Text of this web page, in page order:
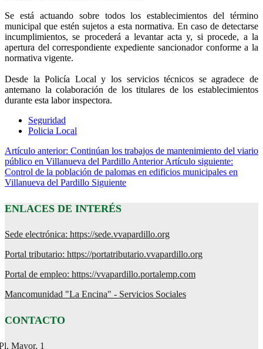
Se está actuando sobre todos los establecimientos del término
municipal que estén sujetos a esta normativa. En caso de detectarse
incumplimientos, se procederá a levantar acta y, si procede, a la
apertura del correspondiente expediente sancionador conforme a la
normativa vigente.
Desde la Policía Local y los servicios técnicos se agradece de
antemano la colaboración de los titulares de los establecimientos
durante esta labor inspectora.
Seguridad
Policia Local
Artículo anterior: Continúan los trabajos de mantenimiento del viario
público en Villanueva del Pardillo Anterior Artículo siguiente:
Control de la población de palomas en edificios municipales en
Villanueva del Pardillo Siguiente
ENLACES DE INTERÉS
Sede electrónica: https://sede.vvapardillo.org
Portal tributario: https://portatributario.vvapardillo.org
Portal de empleo: https://vvapardillo.portalemp.com
Mancomunidad "La Encina" - Servicios Sociales
CONTACTO
Mayor, 1